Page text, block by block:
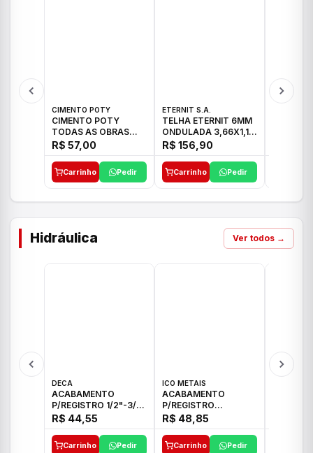
CIMENTO POTY
CIMENTO POTY
TODAS AS OBRAS
50KG CP-II F/32
R$ 57,00
Carrinho Pedir
ETERNIT S.A.
TELHA ETERNIT 6MM
ONDULADA 3,66X1,10
48,80KG
R$ 156,90
Carrinho Pedir
Hidráulica Ver todos →
DECA
ACABAMENTO
P/REGISTRO 1/2"-3/4"
E 1"C21.PQ DECA
R$ 44,55
Carrinho Pedir
ICO METAIS
ACABAMENTO
P/REGISTRO
1/2"-3/4"-1" ACB M
CS 33 ICO
R$ 48,85
Carrinho Pedir